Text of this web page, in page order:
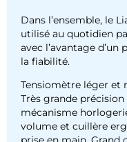
Dans l’ensemble, le
utilisé au quotidien
avec l’avantage
la fiabilité.
Tensiomètre léger et
Très grande
mécanisme
volume et cuillère